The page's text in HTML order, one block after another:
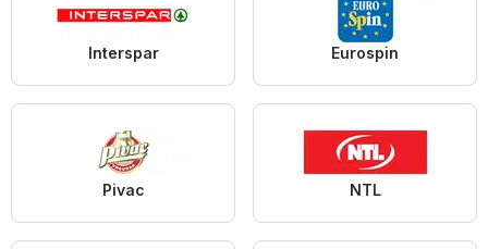
Interspar Eurospin
Pivac NTL